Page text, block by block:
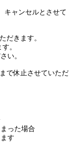
キャンセルとさせて
だきます。
。
い。
で休止させていただ
った場合
す